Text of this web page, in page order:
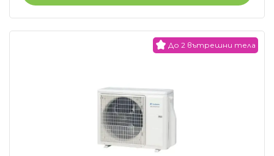
До 2 вътрешни тела